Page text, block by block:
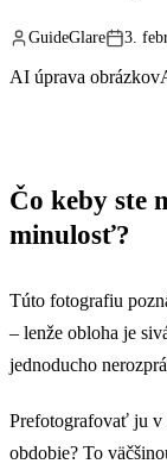
GuideGlare 3.
AI úprava obrázkov
Čo keby ste
minulosť?
Túto fotografiu
– lenže obloha je
jednoducho
Prefotografovať ju v
obdobie? To